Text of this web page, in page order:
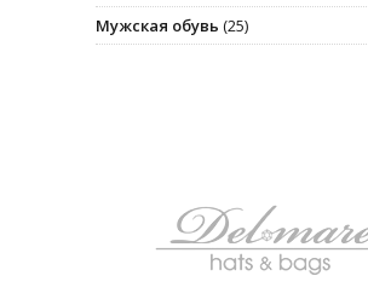
Мужская обувь (25)